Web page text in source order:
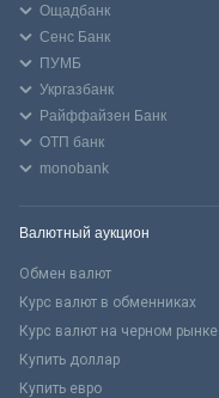
Ощадбанк
Сенс Банк
ПУМБ
Укргазбанк
Райффайзен Банк
ОТП банк
monobank
Валютный аукцион
Обмен валют
Курс валют в обменниках
Курс валют на черном рынке
Купить доллар
Купить евро